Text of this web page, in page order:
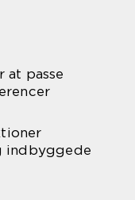
at passe
indbyggede